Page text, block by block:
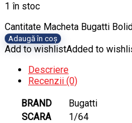
1 în stoc
Cantitate Macheta Bugatti
Adaugă în coș
Add to wishlistAdded to
Descriere
Recenzii (0)
BRAND
Bugatti
SCARA
1/64